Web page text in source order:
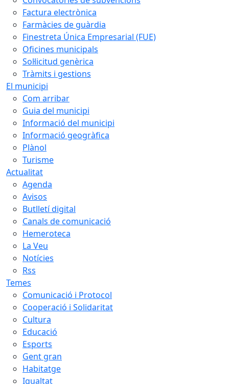
Factura electrònica
Farmàcies de guàrdia
Finestreta Única Empresarial (FUE)
Oficines municipals
Sol·licitud genèrica
Tràmits i gestions
El municipi
Com arribar
Guia del municipi
Informació del municipi
Informació geogràfica
Plànol
Turisme
Actualitat
Agenda
Avisos
Butlletí digital
Canals de comunicació
Hemeroteca
La Veu
Notícies
Rss
Temes
Comunicació i Protocol
Cooperació i Solidaritat
Cultura
Educació
Esports
Gent gran
Habitatge
Igualtat